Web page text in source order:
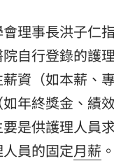
理事長洪子仁
自行登錄的護
資（如本薪、
年終獎金、績
是供護理人員
員的固定月薪 。